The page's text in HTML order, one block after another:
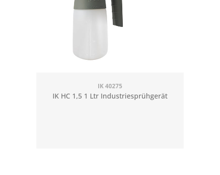
IK 40275
IK HC 1,5 1 Ltr Industriesprühgerät